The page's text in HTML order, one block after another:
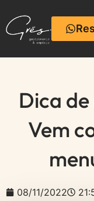
Dica
Vem
08/11/2022